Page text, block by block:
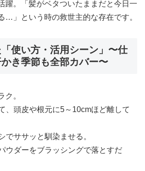
躍。「髪がベタついたままだと今日一
…」という時の救世主的な存在です。
使い方・活用シーン」〜仕
き季節も全部カバー〜
ク。
、頭皮や根元に5～10cmほど離して
でササッと馴染ませる。
ウダーをブラッシングで落とすだ